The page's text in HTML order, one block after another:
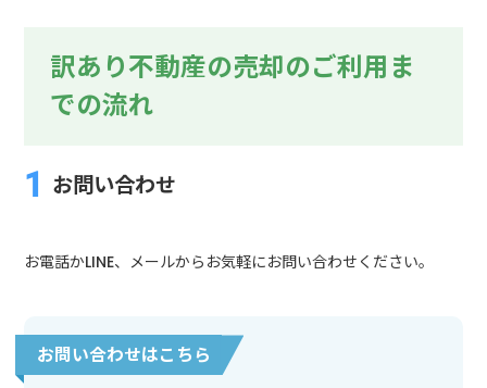
訳あり不動産の売却のご利用ま
での流れ
お問い合わせ
お電話かLINE、メールからお気軽にお問い合わせください。
お問い合わせはこちら